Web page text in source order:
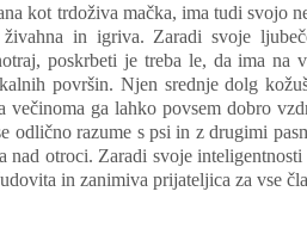
kot trdoživa mačka, ima tudi svojo
in igriva. Zaradi svoje
poskrbeti je treba le, da ima na
površin. Njen srednje dolg
večinoma ga lahko povsem dobro
odlično razume s psi in z drugimi
nad otroci. Zaradi svoje
in zanimiva prijateljica za vse